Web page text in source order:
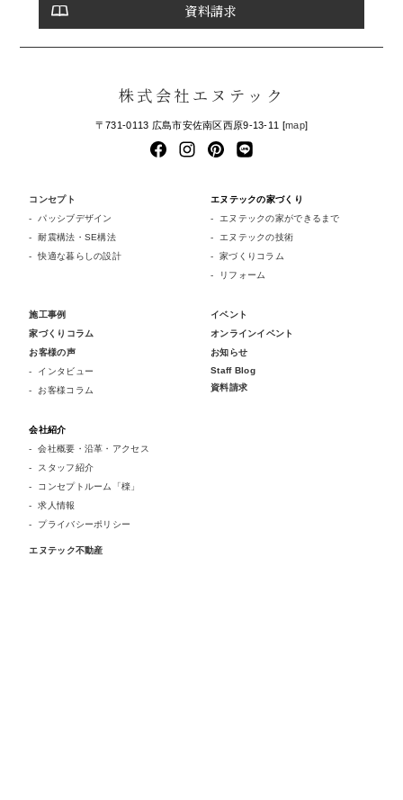
資料請求
株式会社エヌテック
〒731-0113 広島市安佐南区西原9-13-11 [map]
コンセプト
パッシブデザイン
耐震構法・SE構法
快適な暮らしの設計
エヌテックの家づくり
エヌテックの家ができるまで
エヌテックの技術
家づくりコラム
リフォーム
施工事例
家づくりコラム
お客様の声
インタビュー
お客様コラム
イベント
オンラインイベント
お知らせ
Staff Blog
資料請求
会社紹介
会社概要・沿革・アクセス
スタッフ紹介
コンセプトルーム「檪」
求人情報
プライバシーポリシー
エヌテック不動産